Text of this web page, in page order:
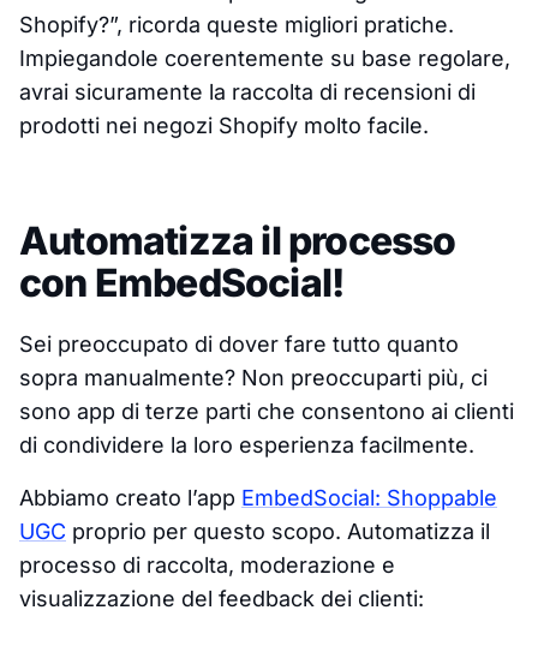
Shopify?”, ricorda queste migliori pratiche.
Impiegandole coerentemente su base regolare,
avrai sicuramente la raccolta di recensioni di
prodotti nei negozi Shopify molto facile.
Automatizza il processo
con EmbedSocial!
Sei preoccupato di dover fare tutto quanto
sopra manualmente? Non preoccuparti più, ci
sono app di terze parti che consentono ai clienti
di condividere la loro esperienza facilmente.
Abbiamo creato l’app EmbedSocial: Shoppable
UGC proprio per questo scopo. Automatizza il
processo di raccolta, moderazione e
visualizzazione del feedback dei clienti: